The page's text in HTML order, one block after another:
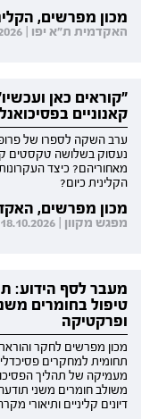
מכון מפרשים,
האקדמית ת"א יפו | 08.10.2026 | יום חמישי | 09:00-13:00
"קוראים כאן
קאנוניים
ערב השקה לספרו של פרופ'
נעסוק בשלושה טקסטים
מאחוריהם? כיצד
הקלינית כיום?
מכון מפרשים,
מפגש מקוון | 18.10.2026 | יום ראשון | 19:30-21:00
מעבר לסף הידוע:
טיפול בחומרים
ופרקטיקה
תחומית למחקרים
מעמיקה של תהליך
משולב חומרים משני
דיונים קליניים ותיאורי